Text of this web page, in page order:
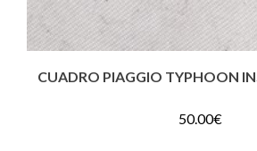
CUADRO PIAGGIO TYPHOON
50.00€